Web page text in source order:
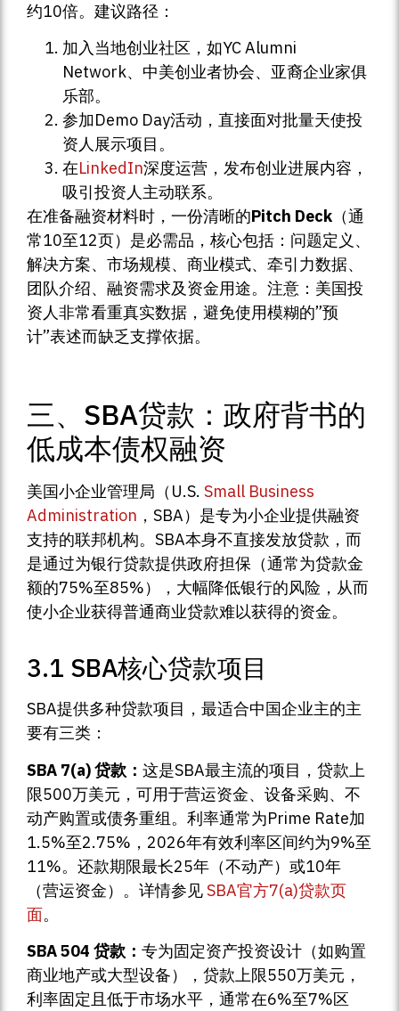
约10倍。建议路径：
加入当地创业社区，如YC Alumni
Network、中美创业者协会、亚裔企业家俱
乐部。
参加Demo Day活动，直接面对批量天使投
资人展示项目。
在LinkedIn深度运营，发布创业进展内容，
吸引投资人主动联系。
在准备融资材料时，一份清晰的Pitch Deck （通
常10至12页）是必需品，核心包括：问题定义、
解决方案、市场规模、商业模式、牵引力数据、
团队介绍、融资需求及资金用途。注意：美国投
资人非常看重真实数据，避免使用模糊的”预
计”表述而缺乏支撑依据。
三、SBA贷款：政府背书的
低成本债权融资
美国小企业管理局（U.S. Small Business
Administration ，SBA）是专为小企业提供融资
支持的联邦机构。SBA本身不直接发放贷款，而
是通过为银行贷款提供政府担保（通常为贷款金
额的75%至85%），大幅降低银行的风险，从而
使小企业获得普通商业贷款难以获得的资金。
3.1 SBA核心贷款项目
SBA提供多种贷款项目，最适合中国企业主的主
要有三类：
SBA 7(a) 贷款： 这是SBA最主流的项目，贷款上
限500万美元，可用于营运资金、设备采购、不
动产购置或债务重组。利率通常为Prime Rate加
1.5%至2.75%，2026年有效利率区间约为9%至
11%。还款期限最长25年（不动产）或10年
（营运资金）。详情参见SBA官方7(a)贷款页
面。
SBA 504 贷款： 专为固定资产投资设计（如购置
商业地产或大型设备），贷款上限550万美元，
利率固定且低于市场水平，通常在6%至7%区